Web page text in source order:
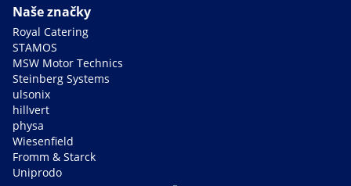
Naše značky
Royal Catering
STAMOS
MSW Motor Technics
Steinberg Systems
ulsonix
hillvert
physa
Wiesenfield
Fromm & Starck
Uniprodo